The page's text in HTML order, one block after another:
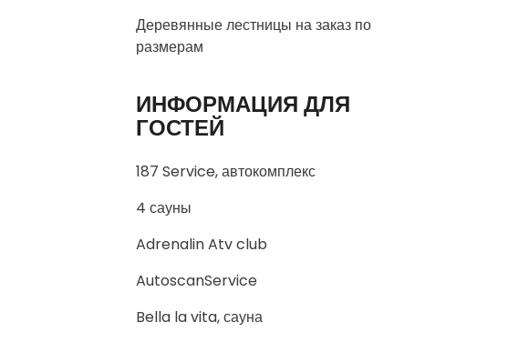
Деревянные лестницы на заказ по
размерам
ИНФОРМАЦИЯ ДЛЯ
ГОСТЕЙ
187 Service, автокомплекс
4 сауны
Adrenalin Atv club
AutoscanService
Bella la vita, сауна